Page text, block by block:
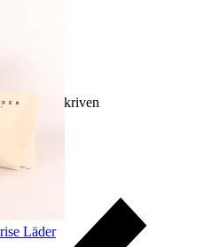
som beskriven
Läder